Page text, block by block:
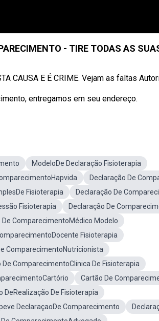
- TIRE TODAS AS
CAUSA E É CRIME. Vejam as faltas
entregamos em seu endereço.
ModeloDe Declaração Fisioterapia
Declaração De
Fisioterapia
Declaração De
Fisioterapia
Declaração De
De ComparecimentoMédico Modelo
Fisioterapia
ComparecimentoNutricionista
De ComparecimentoClinica De Fisioterapia
Cartão De
DeRealização De Fisioterapia
DeclaraçaoDe Comparecimento